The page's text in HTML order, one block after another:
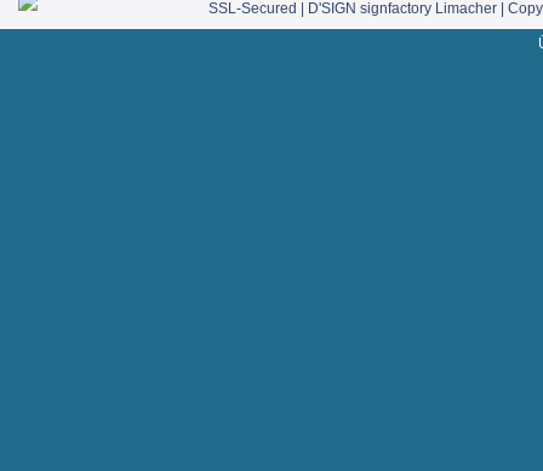
SSL-Secured | D'SIGN signfactory Limacher |